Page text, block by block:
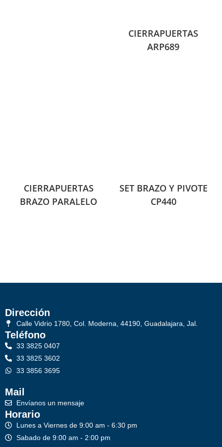
CIERRAPUERTAS
ARP689
CIERRAPUERTAS
BRAZO PARALELO
SET BRAZO Y PIVOTE
CP440
Dirección
Calle Vidrio 1780, Col. Moderna, 44190, Guadalajara, Jal.
Teléfono
33 3825 0407
33 3825 3602
33 3856 3695
Mail
Envíanos un mensaje
Horario
Lunes a Viernes de 9:00 am - 6:30 pm
Sabado de 9:00 am - 2:00 pm